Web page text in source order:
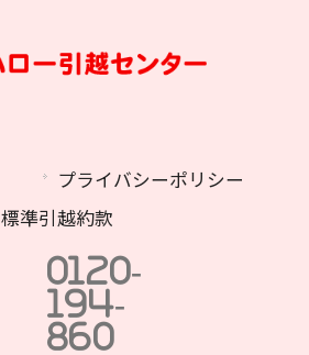
プライバシーポリシー
標準引越約款
0120-
194-
860